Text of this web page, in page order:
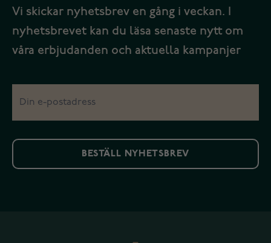
Vi skickar nyhetsbrev en gång i veckan. I
nyhetsbrevet kan du läsa senaste nytt om
våra erbjudanden och aktuella kampanjer
BESTÄLL NYHETSBREV